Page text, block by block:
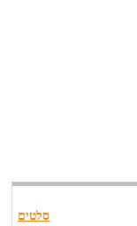
סלטים